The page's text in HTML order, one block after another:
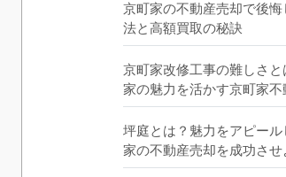
京町家の不動産売却で後悔
法と高額買取の秘訣
京町家改修工事の難しさと
家の魅力を活かす京町家不
坪庭とは？魅力をアピール
家の不動産売却を成功させ